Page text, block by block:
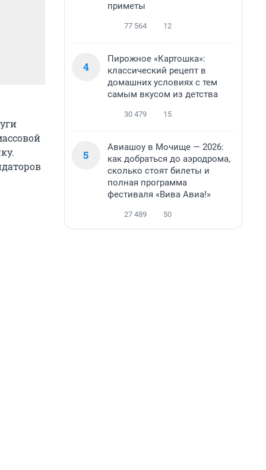
приметы
77 564 12
4
Пирожное «Картошка»:
классический рецепт в
домашних условиях с тем
самым вкусом из детства
30 479 15
5
Авиашоу в Мочище — 2026:
как добраться до аэродрома,
сколько стоят билеты и
полная программа
фестиваля «Вива Авиа!»
27 489 50